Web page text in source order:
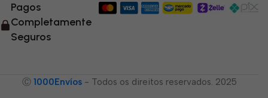
Pagos
Completamente
Seguros
Ⓒ 1000Envíos - Todos os direitos reservados. 2025